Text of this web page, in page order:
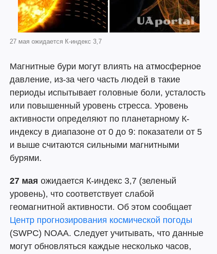
27 мая ожидается К-индекс 3,7
Магнитные бури могут влиять на атмосферное
давление, из-за чего часть людей в такие
периоды испытывает головные боли, усталость
или повышенный уровень стресса. Уровень
активности определяют по планетарному К-
индексу в диапазоне от 0 до 9: показатели от 5
и выше считаются сильными магнитными
бурями.
27 мая ожидается К-индекс 3,7 (зеленый
уровень), что соответствует слабой
геомагнитной активности. Об этом сообщает
Центр прогнозирования космической погоды
(SWPC) NOAA. Следует учитывать, что данные
могут обновляться каждые несколько часов,